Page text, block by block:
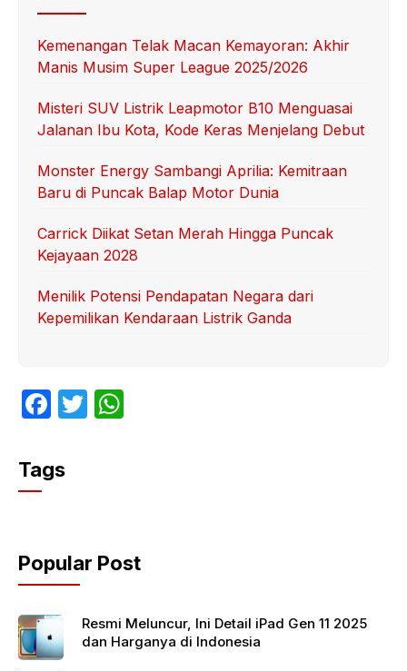
Kemenangan Telak Macan Kemayoran: Akhir
Manis Musim Super League 2025/2026
Misteri SUV Listrik Leapmotor B10 Menguasai
Jalanan Ibu Kota, Kode Keras Menjelang Debut
Monster Energy Sambangi Aprilia: Kemitraan
Baru di Puncak Balap Motor Dunia
Carrick Diikat Setan Merah Hingga Puncak
Kejayaan 2028
Menilik Potensi Pendapatan Negara dari
Kepemilikan Kendaraan Listrik Ganda
F
c
e
o
o
k
T
p
p
Tags
Popular Post
Resmi Meluncur, Ini Detail iPad Gen 11 2025
dan Harganya di Indonesia